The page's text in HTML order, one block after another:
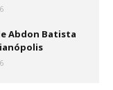
Abdon Batista